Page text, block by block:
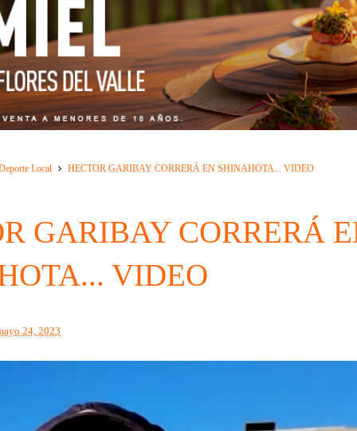
Local HECTOR GARIBAY CORRERÁ EN SHINAHOTA... VIDEO
GARIBAY CORRERÁ
VIDEO
24, 2023